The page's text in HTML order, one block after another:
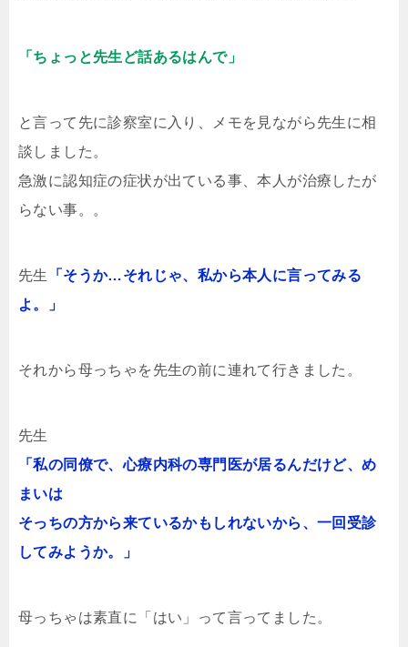
「ちょっと先生ど話あるはんで」
と言って先に診察室に入り、メモを見ながら先生に相
談しました。
急激に認知症の症状が出ている事、本人が治療したが
らない事。。
先生
「そうか…それじゃ、私から本人に言ってみる
よ。」
それから母っちゃを先生の前に連れて行きました。
先生
「私の同僚で、心療内科の専門医が居るんだけど、め
まいは
そっちの方から来ているかもしれないから、一回受診
してみようか。」
母っちゃは素直に「はい」って言ってました。